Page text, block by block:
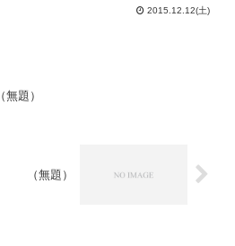
っと我慢して勉強していました。物理数
学Ⅲはこれまで受けたあらゆる授業の中
2015.12.12(土)
（無題）
（無題）